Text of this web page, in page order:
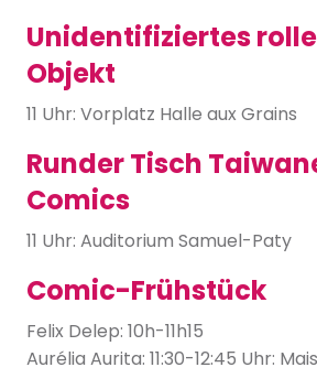
Unidentifiziertes
Objekt
11 Uhr: Vorplatz Halle aux Grains
Runder Tisch
Comics
11 Uhr: Auditorium Samuel-Paty
Comic-Frühstück
Felix Delep: 10h-11h15
Aurélia Aurita: 11:30-12:45 Uhr: